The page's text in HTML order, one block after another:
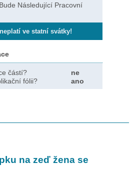
Následující Pracovní
ve statní svátky!
částí?
ne
fólii?
ano
na zeď žena se